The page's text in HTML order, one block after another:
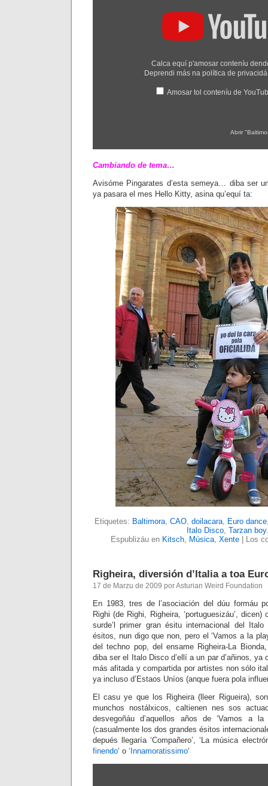
Calca equí p'amosar conteníu
Deprendi más na política de
Amosar tol conteníu de
Abrir
Cambiando de tema…
Avisóme Pingarates d’esta semeya… diba ser
ya pasara el mes Hello Kitty, asina qu’equí ta:
Etiquetes: Baltimora, CAO, doilacara, Euro dance
Italo Disco, Tarzan boy.
Espublizáu en Kitsch, Música, Xente| Los
Righeira, diversión d’Italia a toa
17 de Marzu de 2009 por Asturian Weird Foundation
En 1983, tres de l’asociación del dúu formáu
Righi (de Righi, Righeira, ‘portuguesizáu’,
surde’l primer gran ésitu internacional del
ésitos, nun digo que non, pero el ‘Vamos a la
del techno pop, del ensame Righeira-La
diba ser el Italo Disco d’ellí a un par d’añinos,
más afitada y compartida por artistes non sólo
ya incluso d’Estaos Uníos (anque fuera pola
El casu ye que los Righeira (lleer Rigueira),
munchos nostálxicos, caltienen nes sos
desvegoñáu d’aquellos años de ‘Vamos a la
(casualmente los dos grandes ésitos
depués llegaría ‘Compañero’, ‘La música
finendo‘ o ‘Innamoratissimo‘